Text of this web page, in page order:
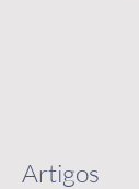
Artigos